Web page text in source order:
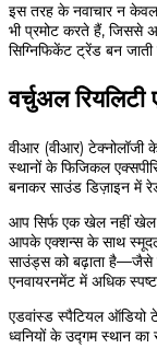
इस तरह के नवाचार न
भी प्रमोट करते हैं, जिससे
सिग्निफिकेंट ट्रेंड बन जाती
वर्चुअल
वीआर (वीआर) टेक्नोलॉजी
स्थानों के फिजिकल
बनाकर साउंड डिज़ाइन में
आप सिर्फ एक खेल नहीं
आपके एक्शन्स के साथ
साउंड्स को बढ़ाता है—जैसे
एनवायरनमेंट में अधिक
एडवांस्ड स्पैटियल ऑडियो
ध्वनियों के उद्गम स्थान